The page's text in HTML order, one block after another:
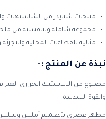
منتجات شنايدر من الشاسيهات
مجموعة شاملة وتنافسية من
مثالية للقطاعات المحلية والتجزئة
نبذة عن المنتج :-
مصنوع من البلاستيك الحراري الغير
والقوة الشديدة.
مظهر عصري بتصميم أملس وسلس ،